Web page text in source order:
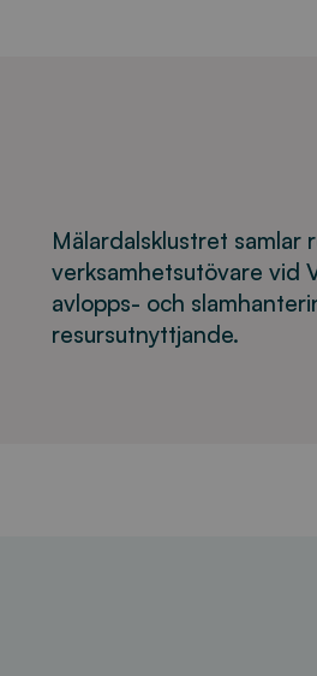
Mälardalsklustret samlar
verksamhetsutövare vid
avlopps- och
resursutnyttjande.